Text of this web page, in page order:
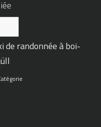
de randonnée à boi-